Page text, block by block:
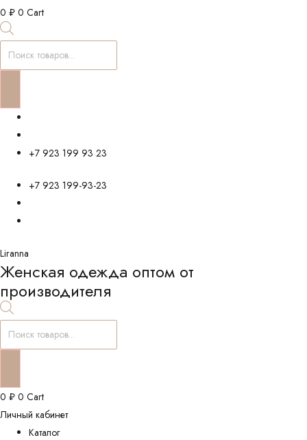
0 ₽ 0 Cart
Поиск
товаров
+7 923 199 93 23
+7 923 199-93-23
Liranna
Женская одежда оптом от
производителя
Поиск
товаров
0 ₽ 0 Cart
Личный кабинет
Каталог